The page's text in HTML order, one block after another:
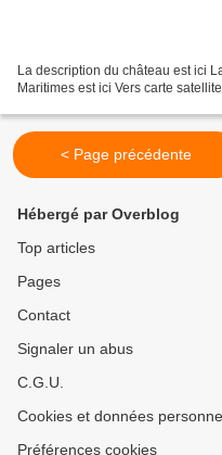
La description du château est ici
Maritimes est ici Vers carte
< Page précédente
Hébergé par Overblog
Top articles
Pages
Contact
Signaler un abus
C.G.U.
Cookies et données
Préférences cookies